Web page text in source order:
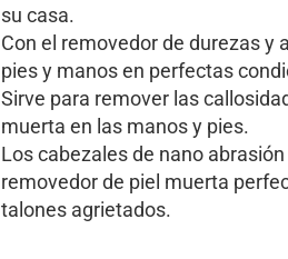
su casa.
Con el removedor de durezas
pies y manos en perfectas
Sirve para remover las
muerta en las manos y pies.
Los cabezales de nano
removedor de piel muerta
talones agrietados.